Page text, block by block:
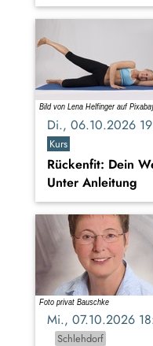
Di., 06.10.2026
Kurs
Rückenfit: Dein
Unter Anleitung
Mi., 07.10.2026
Schlehdorf